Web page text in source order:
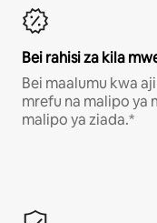
Bei rahisi za kila
Bei maalumu kwa
mrefu na malipo ya
malipo ya ziada.*